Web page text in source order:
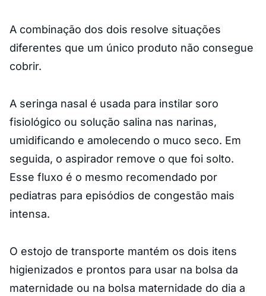
A combinação dos dois resolve situações
diferentes que um único produto não consegue
cobrir.
A seringa nasal é usada para instilar soro
fisiológico ou solução salina nas narinas,
umidificando e amolecendo o muco seco. Em
seguida, o aspirador remove o que foi solto.
Esse fluxo é o mesmo recomendado por
pediatras para episódios de congestão mais
intensa.
O estojo de transporte mantém os dois itens
higienizados e prontos para usar na bolsa da
maternidade ou na bolsa maternidade do dia a